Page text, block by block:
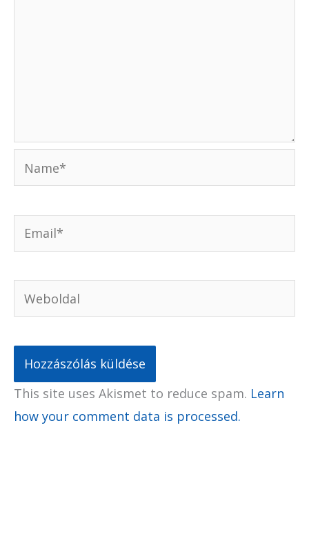
Name*
Email*
Weboldal
This site uses Akismet to reduce spam. Learn
how your comment data is processed.